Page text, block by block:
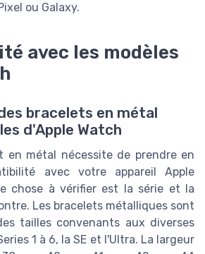
ou Galaxy.
avec les modèles
bracelets en métal
d'Apple Watch
en métal nécessite de prendre en
avec votre appareil Apple
chose à vérifier est la série et la
Les bracelets métalliques sont
tailles convenants aux diverses
1 à 6, la SE et l'Ultra. La largeur